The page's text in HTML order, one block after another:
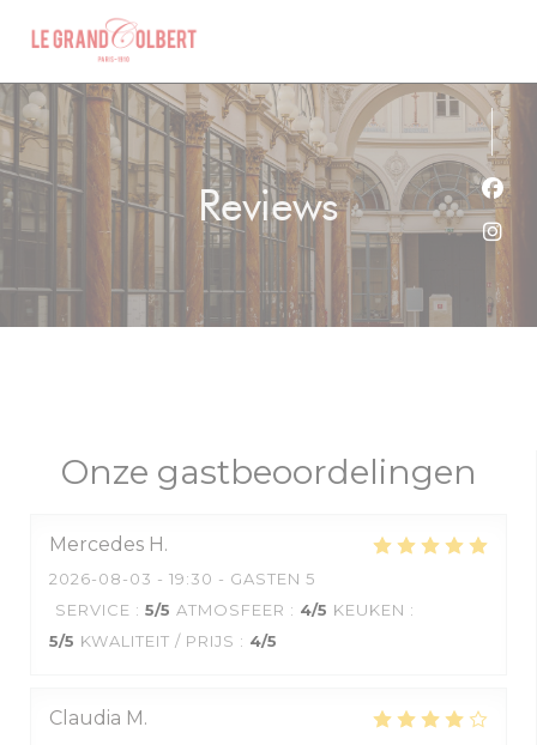
Cookies beheer paneel
Reviews
Onze gastbeoordelingen
Mercedes H
2026-08-03 - 19:30 - GASTEN 5
SERVICE : 5/5 ATMOSFEER : 4/5 KEUKEN :
5/5 KWALITEIT / PRIJS : 4/5
Claudia M